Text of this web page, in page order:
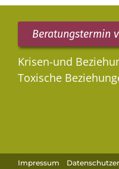
Beratungstermin
Krisen-und
Toxische
Impressum